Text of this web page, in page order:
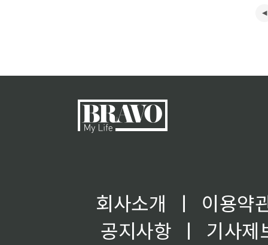
회사소개 ㅣ
이용약
공지사항
ㅣ
기사제